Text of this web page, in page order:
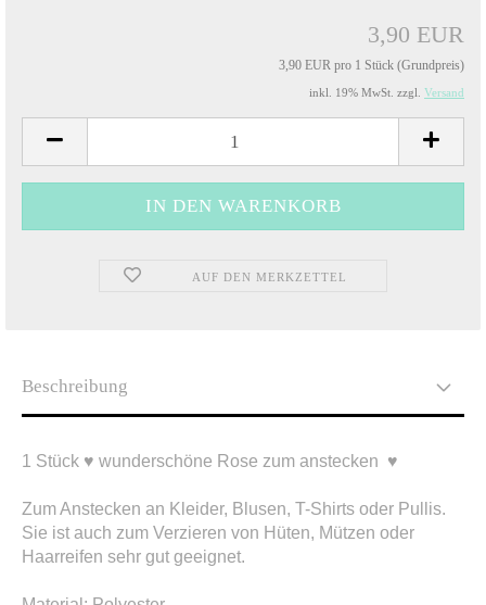
3,90 EUR
3,90 EUR pro 1 Stück (Grundpreis)
inkl. 19% MwSt. zzgl. Versand
AUF DEN MERKZETTEL
Beschreibung
1 Stück ♥ wunderschöne Rose zum anstecken ♥
Zum Anstecken an Kleider, Blusen, T-Shirts oder Pullis.
Sie ist auch zum Verzieren von Hüten, Mützen oder
Haarreifen sehr gut geeignet.